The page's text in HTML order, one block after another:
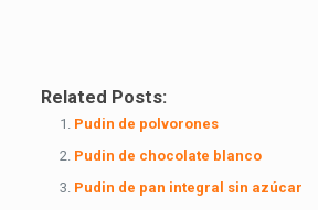
Related Posts:
Pudin de polvorones
Pudin de chocolate blanco
Pudin de pan integral sin azúcar